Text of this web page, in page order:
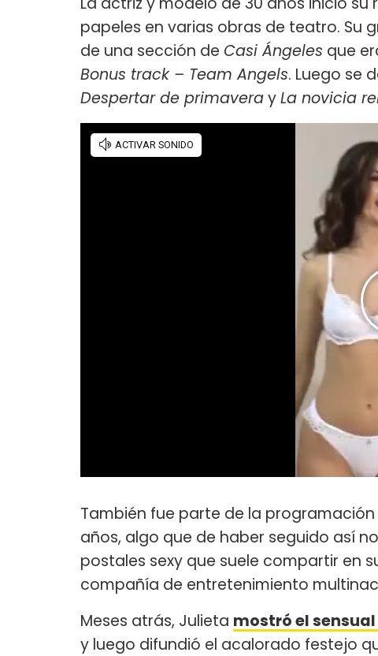
papeles en varias obras de teatro. Su
de una sección de Casi Ángeles que
Bonus track – Team Angels. Luego se
Despertar de primaverayLa novicia
También fue parte de la
años, algo que de haber seguido así
postales sexy que suele compartir en
compañía de entretenimiento
Meses atrás, Julieta mostró el
y luego difundió el acalorado festejo